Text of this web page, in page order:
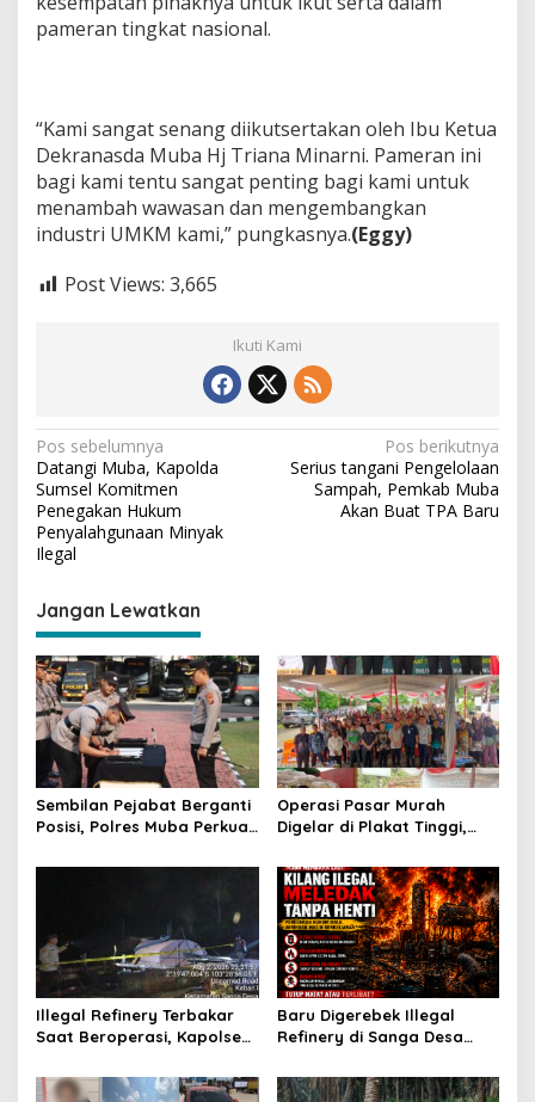
pameran tingkat nasional.
“Kami sangat senang diikutsertakan oleh Ibu Ketua
Dekranasda Muba Hj Triana Minarni. Pameran ini
bagi kami tentu sangat penting bagi kami untuk
menambah wawasan dan mengembangkan
industri UMKM kami,” pungkasnya.(Eggy)
Post Views: 3,665
Ikuti Kami
N
a
v
i
a
s
i
p
o
s
Pos sebelumnya
Datangi Muba, Kapolda
Sumsel Komitmen
Penegakan Hukum
Penyalahgunaan Minyak
Ilegal
Pos berikutnya
Serius tangani Pengelolaan
Sampah, Pemkab Muba
Akan Buat TPA Baru
Jangan Lewatkan
Sembilan Pejabat Berganti
Posisi, Polres Muba Perkuat
Presisi
Operasi Pasar Murah
Digelar di Plakat Tinggi,
Subsidi untuk Ringankan
Beban Warga
Illegal Refinery Terbakar
Saat Beroperasi, Kapolsek
Penindakan dan
Baru Digerebek Illegal
Refinery di Sanga Desa
Hukum Dipertanyakan